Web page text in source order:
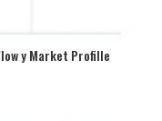
y Market Profille